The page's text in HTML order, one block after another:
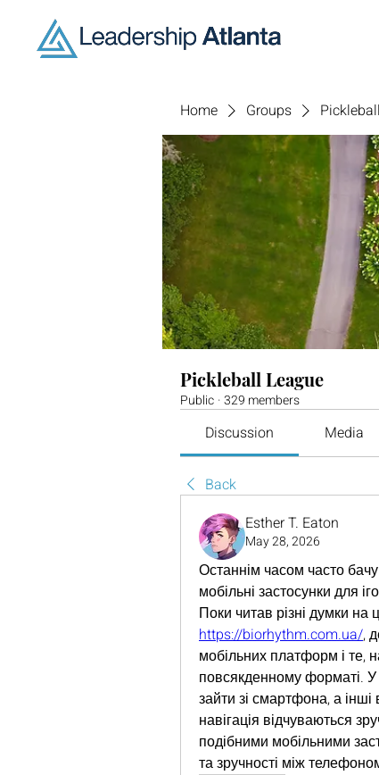
Home Groups
Pickleball League
Public ·329 members
Discussion Media
Back
Esther T. Eaton
May 28, 2026
Останнім часом часто
мобільні застосунки для
https://biorhythm.com.ua/,
мобільних платформ і те,
повсякденному форматі.
зайти зі смартфона, а
навігація відчуваються
подібними мобільними
та зручності між